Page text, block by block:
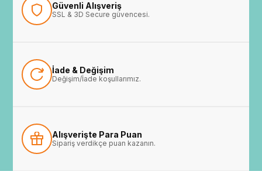
Güvenli Alışveriş
SSL & 3D Secure güvencesi.
İade & Değişim
Değişim/İade koşullarımız.
Alışverişte Para Puan
Sipariş verdikçe puan kazanın.